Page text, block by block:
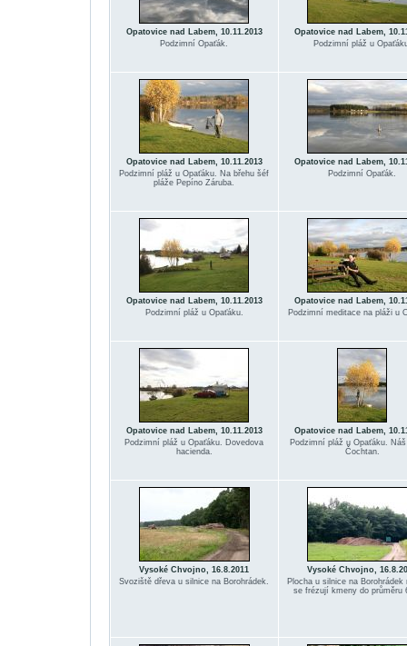
Opatovice nad Labem, 10.11.2013
Podzimní Opaťák.
Opatovice nad Labem,
Podzimní pláž u
Opatovice nad Labem, 10.11.2013
Podzimní pláž u Opaťáku. Na břehu šéf
pláže Pepíno Záruba.
Opatovice nad Labem,
Podzimní Opaťák.
Opatovice nad Labem, 10.11.2013
Podzimní pláž u Opaťáku.
Opatovice nad Labem,
Podzimní meditace na pláži u
Opatovice nad Labem, 10.11.2013
Podzimní pláž u Opaťáku. Dovedova
hacienda.
Opatovice nad Labem,
Podzimní pláž u Opaťáku.
Čochtan.
Vysoké Chvojno, 16.8.2011
Svoziště dřeva u silnice na Borohrádek.
Vysoké Chvojno,
Plocha u silnice na Borohrádek
se frézují kmeny do průměru